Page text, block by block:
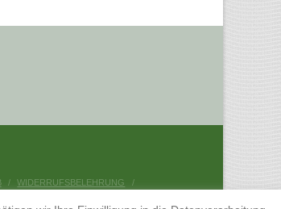
WIDERRUFSBELEHRUNG